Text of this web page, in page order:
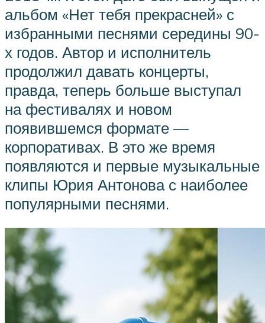
альбом «Нет тебя прекрасней» с
избранными песнями середины 90-
х годов. Автор и исполнитель
продолжил давать концерты,
правда, теперь больше выступал
на фестивалях и новом
появившемся формате —
корпоративах. В это же время
появляются и первые музыкальные
клипы Юрия Антонова с наиболее
популярными песнями.